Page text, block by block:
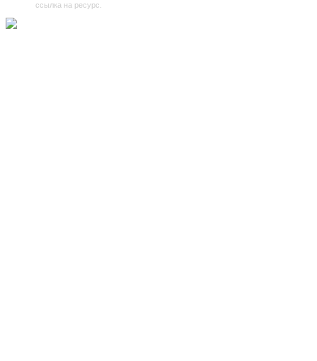
ссылка на ресурс.